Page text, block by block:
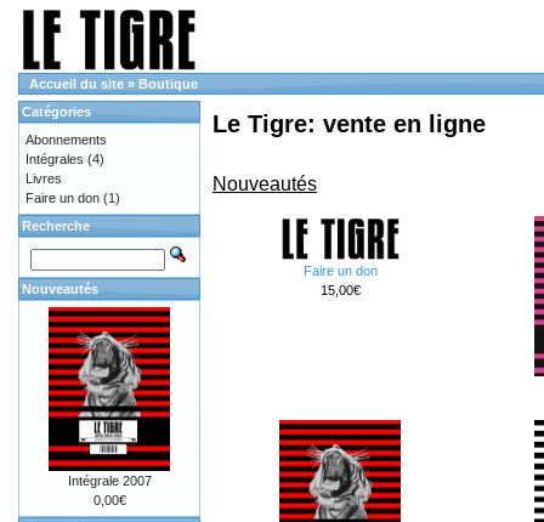
Accueil du site » Boutique
Le Tigre: vente en ligne
Nouveautés
Faire un don
15,00€
Catégories
Abonnements
Intégrales (4)
Livres
Faire un don (1)
Recherche
Nouveautés
Intégrale 2007
0,00€